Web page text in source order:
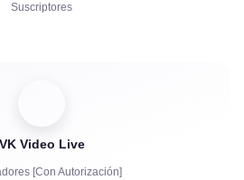
Quejas
Suscriptores
VK Video Live
[Con Autorización]